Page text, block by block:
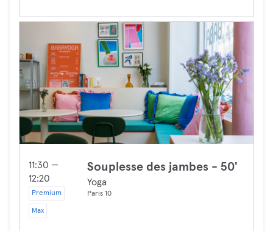
11:30 —
12:20
Premium
Max
Souplesse des jambes - 50'
Yoga
Paris 10